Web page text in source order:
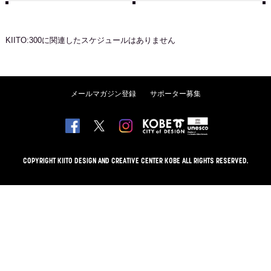
KIITO:300に関連したスケジュールはありません
メールマガジン登録 サポーター募集
COPYRIGHT KIITO DESIGN AND CREATIVE CENTER KOBE ALL RIGHTS RESERVED.